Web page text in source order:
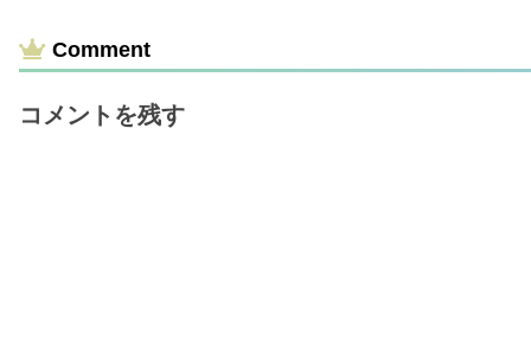
Comment
コメントを残す